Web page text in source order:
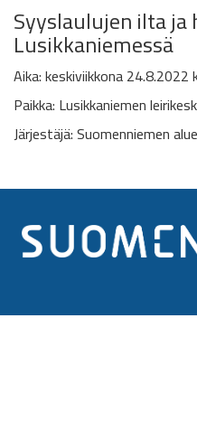
Syyslaulujen ilta ja
Lusikkaniemessä
Aika: keskiviikkona 24.8.2022
Paikka: Lusikkaniemen
Järjestäjä:Suomenniemen